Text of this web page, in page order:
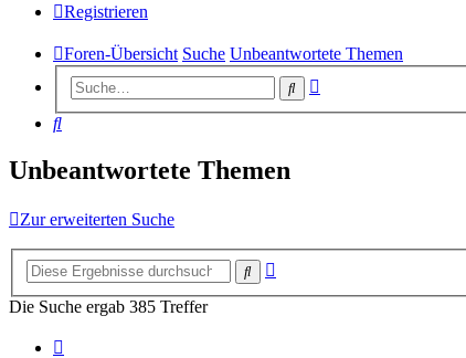
Registrieren
Foren-Übersicht Suche Unbeantwortete Themen
Suche
Suche
Unbeantwortete Themen
Zur erweiterten Suche
Suche
Die Suche ergab 385 Treffer